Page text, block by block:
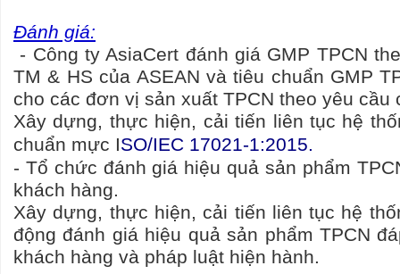
Đánh giá:
- Công ty AsiaCert đánh giá GMP TPCN
TM & HS của ASEAN và tiêu chuẩn GMP
cho các đơn vị sản xuất TPCN theo yêu cầu
Xây dựng, thực hiện, cải tiến liên tục hệ
chuẩn mực ISO/IEC 17021-1:2015.
- Tổ chức đánh giá hiệu quả sản phẩm
khách hàng.
Xây dựng, thực hiện, cải tiến liên tục hệ
động đánh giá hiệu quả sản phẩm TPCN
khách hàng và pháp luật hiện hành.